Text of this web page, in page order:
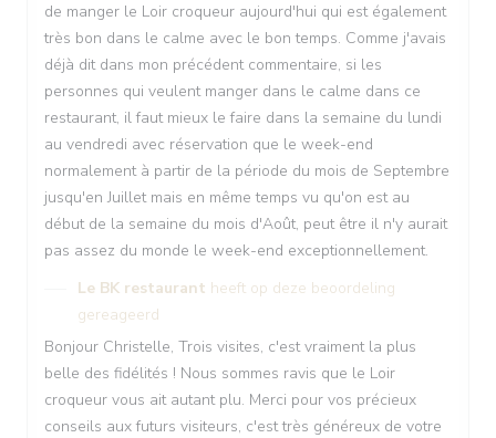
de manger le Loir croqueur aujourd'hui qui est également
très bon dans le calme avec le bon temps. Comme j'avais
déjà dit dans mon précédent commentaire, si les
personnes qui veulent manger dans le calme dans ce
restaurant, il faut mieux le faire dans la semaine du lundi
au vendredi avec réservation que le week-end
normalement à partir de la période du mois de Septembre
jusqu'en Juillet mais en même temps vu qu'on est au
début de la semaine du mois d'Août, peut être il n'y aurait
pas assez du monde le week-end exceptionnellement.
Le BK restaurant heeft op deze beoordeling
gereageerd
Bonjour Christelle, Trois visites, c'est vraiment la plus
belle des fidélités ! Nous sommes ravis que le Loir
croqueur vous ait autant plu. Merci pour vos précieux
conseils aux futurs visiteurs, c'est très généreux de votre